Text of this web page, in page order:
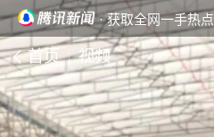
· 获取全网一手热点
首页 视频